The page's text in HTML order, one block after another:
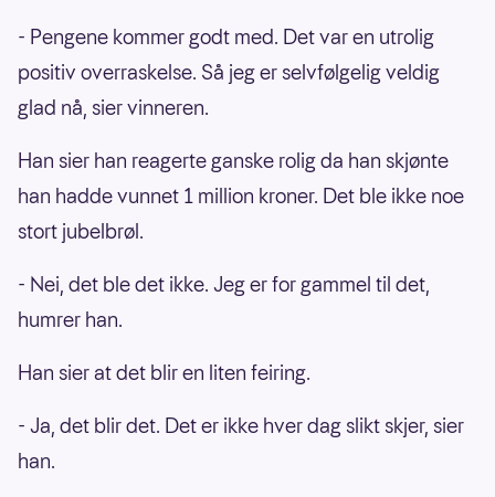
- Pengene kommer godt med. Det var en utrolig
positiv overraskelse. Så jeg er selvfølgelig veldig
glad nå, sier vinneren.
Han sier han reagerte ganske rolig da han skjønte
han hadde vunnet 1 million kroner. Det ble ikke noe
stort jubelbrøl.
- Nei, det ble det ikke. Jeg er for gammel til det,
humrer han.
Han sier at det blir en liten feiring.
- Ja, det blir det. Det er ikke hver dag slikt skjer, sier
han.